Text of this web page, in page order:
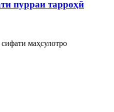
пурраи тарроҳӣ
маҳсулотро